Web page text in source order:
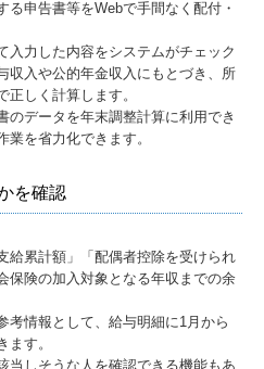
る申告書等をWebで手間なく配付・
入力した内容をシステムがチェック
収入や公的年金収入にもとづき、所
しく計算します。
のデータを年末調整計算に利用でき
業を省力化できます。
を確認
給累計額」「配偶者控除を受けられ
保険の加入対象となる年収までの余
考情報として、給与明細に1月から
す。
当しそうな人を確認できる機能もあ